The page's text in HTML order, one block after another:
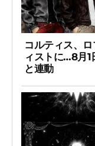
コルティス、
ィストに…8月1
と連動